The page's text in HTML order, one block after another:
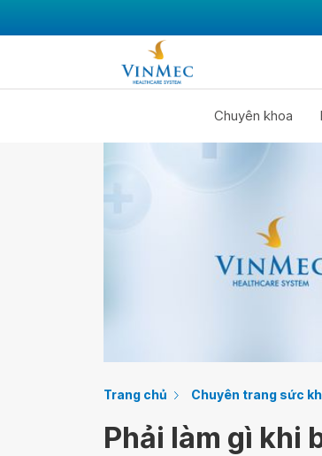
Chuyên khoa
Trang chủ Chuyên trang sức
Phải làm gì khi